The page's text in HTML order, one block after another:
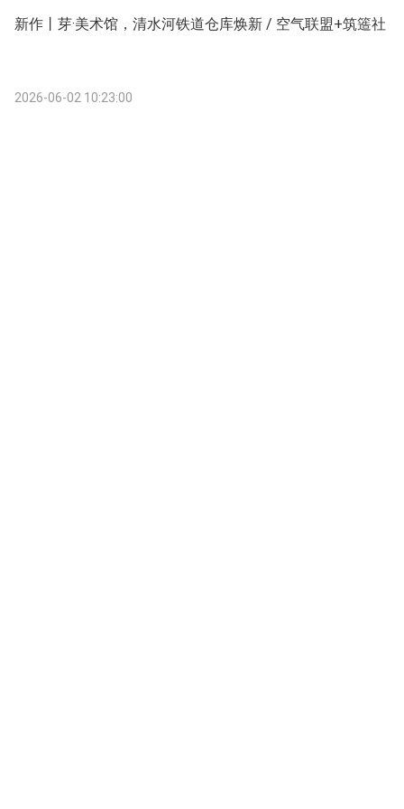
新作丨芽·美术馆，清水河铁道仓库焕新 / 空气联盟+筑簉社
2026-06-02 10:23:00